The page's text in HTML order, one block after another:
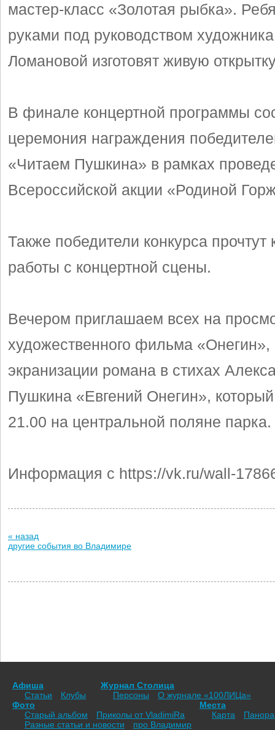
мастер-класс «Золотая рыбка».
руками под руководством
Ломановой изготовят живую
В финале концертной программы
церемония награждения
«Читаем Пушкина» в рамках
Всероссийской акции «Родиной
Также победители конкурса прочтут
работы с концертной сцены.
Вечером приглашаем всех на
художественного фильма «Онегин»,
экранизации романа в стихах
Пушкина «Евгений Онегин», который
21.00 на центральной поляне парка.
Информация с https://vk.ru/wall-
« назад
другие события во Владимире
Афиша
Статьи
Клубы
Журнал Столица
Персоны
О журнале «100ЛИЦа»
Фото
Старый альбом
Приколы от VladimiRа
Места
Карта
Разные статьи и новости
про Владимир